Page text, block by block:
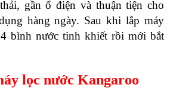
gần ổ điện và thuận tiện cho
hàng ngày. Sau khi lắp máy
bình nước tinh khiết rồi mới bắt
lọc nước Kangaroo